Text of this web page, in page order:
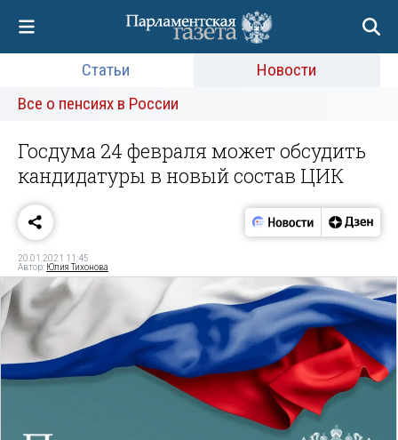
Статьи
Новости
Все о пенсиях в России
Госдума 24 февраля может обсудить
кандидатуры в новый состав ЦИК
20.01.2021 11:45
Автор: Юлия Тихонова